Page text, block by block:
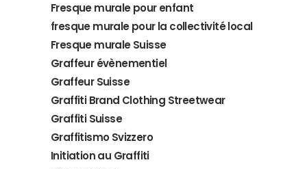
Fresque murale pour enfant
fresque murale pour la collectivité local
Fresque murale Suisse
Graffeur évènementiel
Graffeur Suisse
Graffiti Brand Clothing Streetwear
Graffiti Suisse
Graffitismo Svizzero
Initiation au Graffiti